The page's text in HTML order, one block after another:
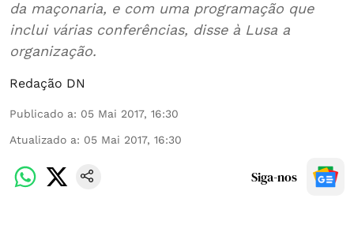
da maçonaria, e com uma programação que
inclui várias conferências, disse à Lusa a
organização.
Redação DN
Publicado a: 05 Mai 2017, 16:30
Atualizado a: 05 Mai 2017, 16:30
Siga-nos